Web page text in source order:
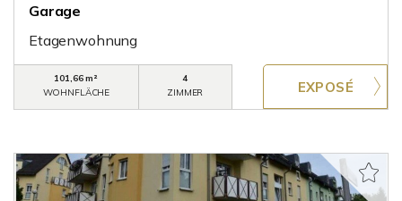
Garage
Etagenwohnung
101,66 m²
WOHNFLÄCHE
4
ZIMMER